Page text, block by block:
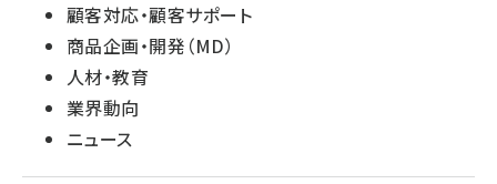
顧客対応・顧客サポート
商品企画・開発（MD）
人材・教育
業界動向
ニュース